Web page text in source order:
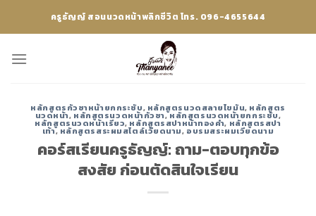
ครูธัญญ์ สอนนวดหน้าพลิกชีวิต โทร. 096-4655644
หลักสูตรกัวซาหน้ายกกระชับ, หลักสูตรนวดสลายไขมัน, หลักสูตร
นวดหน้า, หลักสูตรนวดหน้ากัวซา,หลักสูตรนวดหน้ายกกระชับ,
หลักสูตรนวดหน้าเรียว, หลักสูตรสปาหน้าทองคำ, หลักสูตรสปา
เท้า, หลักสูตรสระผมสไตล์เวียดนาม, อบรมสระผมเวียดนาม
คอร์สเรียนครูธัญญ์: ถาม-ตอบทุกข้อ
สงสัย ก่อนตัดสินใจเรียน